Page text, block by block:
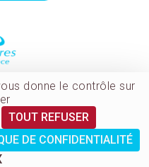
80 00
donne le contrôle sur
TOUT REFUSER
DE CONFIDENTIALITÉ
MASQUER LE BANDEAU